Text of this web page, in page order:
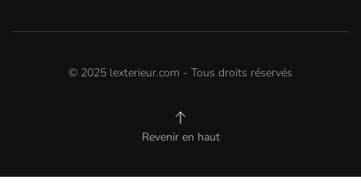
© 2025 lexterieur.com - Tous droits réservés
Revenir en haut